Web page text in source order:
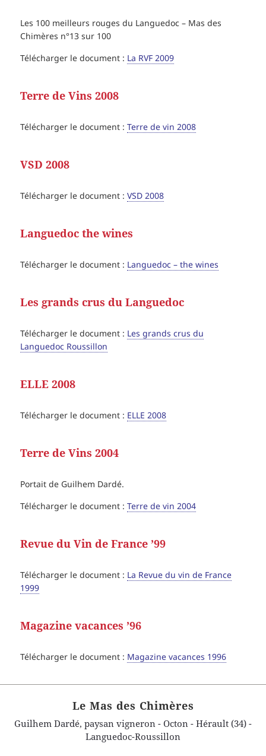
Les 100 meilleurs rouges du Languedoc – Mas des
Chimères n°13 sur 100
Télécharger le document : La RVF 2009
Terre de Vins 2008
Télécharger le document :Terre de vin 2008
VSD 2008
Télécharger le document :VSD 2008
Languedoc the wines
Télécharger le document : Languedoc – the wines
Les grands crus du Languedoc
Télécharger le document : Les grands crus du
Languedoc Roussillon
ELLE 2008
Télécharger le document : ELLE 2008
Terre de Vins 2004
Portait de Guilhem Dardé.
Télécharger le document :Terre de vin 2004
Revue du Vin de France ’99
Télécharger le document : La Revue du vin de France
1999
Magazine vacances ’96
Télécharger le document : Magazine vacances 1996
Le Mas des Chimères
Guilhem Dardé, paysan vigneron - Octon - Hérault (34) -
Languedoc-Roussillon